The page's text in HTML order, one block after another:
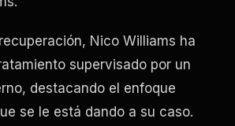
Nico Williams ha
supervisado por un
destacando el enfoque
se le está dando a su caso.